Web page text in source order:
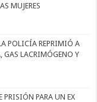
MUJERES
POLICÍA REPRIMIÓ A
GAS LACRIMÓGENO Y
PRISIÓN PARA UN EX